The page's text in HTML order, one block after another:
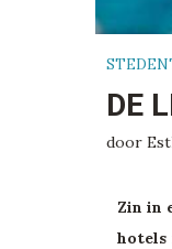
DE
door
Zin in
hotels